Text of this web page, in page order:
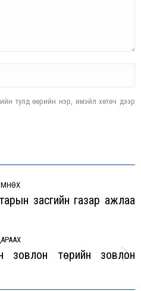
тулд өөрийн нэр, имэйл хөтөч дээр
Previousзасгийн газар ажлаа
Next
зовлон төрийн зовлон